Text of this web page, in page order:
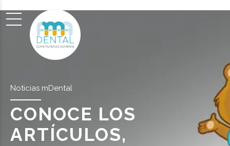
Noticias mDental
CONOCE LOS
ARTÍCULOS,